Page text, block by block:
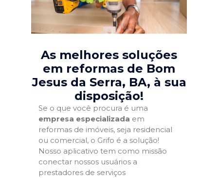
As melhores soluções
em reformas de Bom
Jesus da Serra, BA, à sua
disposição!
Se o que você procura é uma
empresa especializada em
reformas de imóveis, seja residencial
ou comercial, o Grifo é a solução!
Nosso aplicativo tem como missão
conectar nossos usuários a
prestadores de serviços